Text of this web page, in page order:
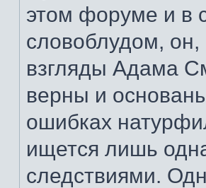
этом форуме и в
словоблудом, он,
взгляды Адама
верны и
ошибках
ищется лишь
следствиями.